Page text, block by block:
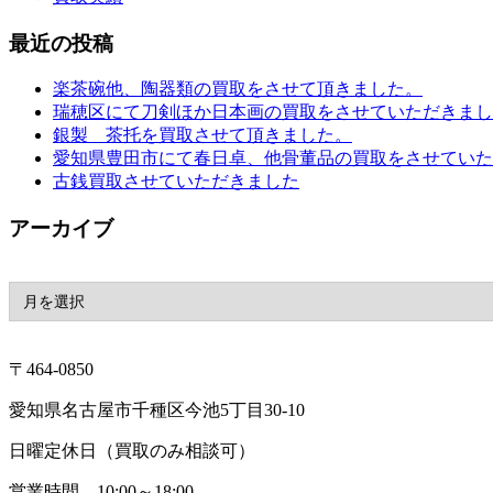
最近の投稿
楽茶碗他、陶器類の買取をさせて頂きました。
瑞穂区にて刀剣ほか日本画の買取をさせていただきまし
銀製 茶托を買取させて頂きました。
愛知県豊田市にて春日卓、他骨董品の買取をさせていた
古銭買取させていただきました
アーカイブ
〒464-0850
愛知県名古屋市千種区今池5丁目30-10
日曜定休日（買取のみ相談可）